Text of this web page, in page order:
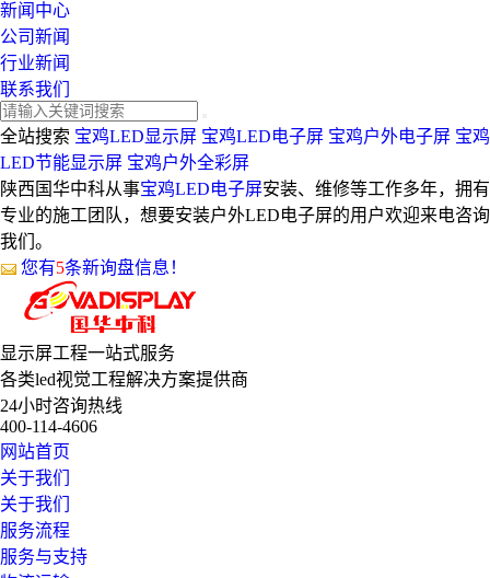
新闻中心
公司新闻
行业新闻
联系我们
全站搜索 宝鸡LED显示屏 宝鸡LED电子屏 宝鸡户外电子屏 宝鸡
LED节能显示屏 宝鸡户外全彩屏
陕西国华中科从事宝鸡LED电子屏安装、维修等工作多年，拥有
专业的施工团队，想要安装户外LED电子屏的用户欢迎来电咨询
我们。
您有5条新询盘信息！
显示屏工程一站式服务
各类led视觉工程解决方案提供商
24小时咨询热线
400-114-4606
网站首页
关于我们
关于我们
服务流程
服务与支持